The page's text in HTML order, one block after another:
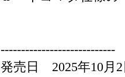
----------------------------
発売日 2025年10月2